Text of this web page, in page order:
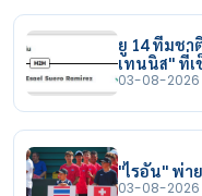
ยู 14 ทีมชา
เทนนิส" ที่
03-08-2026
"ไรอัน" พ่า
03-08-2026